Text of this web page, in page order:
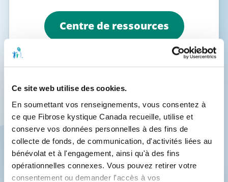
Ce site web utilise des cookies.
En soumettant vos renseignements, vous consentez à
ce que Fibrose kystique Canada recueille, utilise et
conserve vos données personnelles à des fins de
collecte de fonds, de communication, d'activités liées au
bénévolat et à l'engagement, ainsi qu'à des fins
opérationnelles connexes. Vous pouvez retirer votre
consentement ou demander l'accès à vos
Centre de ressources
Lisez notre blogue
Centre de bloques